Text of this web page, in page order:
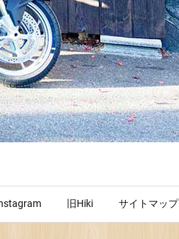
旧Hiki サイトマップ